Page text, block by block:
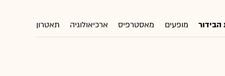
מופעים מאסטרפיס ארכיאולוגיה תאטרון